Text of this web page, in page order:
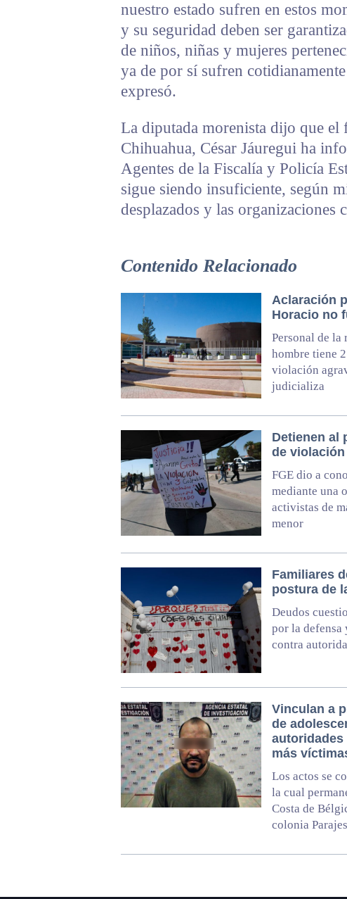
nuestro estado sufren en estos
y su seguridad deben ser
de niños, niñas y mujeres
ya de por sí sufren
expresó.
La diputada morenista dijo que el
Chihuahua, César Jáuregui ha
Agentes de la Fiscalía y Policía
sigue siendo insuficiente, según
desplazados y las organizaciones
Contenido Relacionado
Aclaración
Horacio no
Personal de la
hombre tiene
violación
judicializa
Detienen al
de
FGE dio a
mediante una
activistas de
menor
Familiares
postura de
Deudos
por la defensa
contra
Vinculan a
de
autoridades
más
Los actos se
la cual
Costa de
colonia